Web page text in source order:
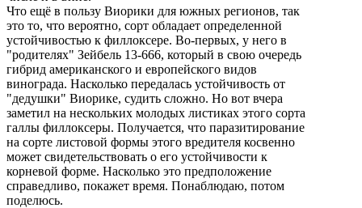
Что ещё в пользу Виорики для южных регионов, так
это то, что вероятно, сорт обладает определенной
устойчивостью к филлоксере. Во-первых, у него в
"родителях" Зейбель 13-666, который в свою очередь
гибрид американского и европейского видов
винограда. Насколько передалась устойчивость от
"дедушки" Виорике, судить сложно. Но вот вчера
заметил на нескольких молодых листиках этого сорта
галлы филлоксеры. Получается, что паразитирование
на сорте листовой формы этого вредителя косвенно
может свидетельствовать о его устойчивости к
корневой форме. Насколько это предположение
справедливо, покажет время. Понаблюдаю, потом
поделюсь.